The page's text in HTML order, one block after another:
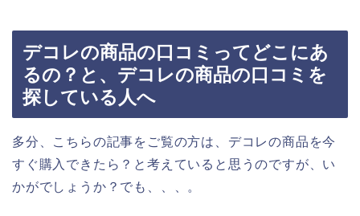
デコレの商品の口コミってどこにあ
るの？と、デコレの商品の口コミを
探している人へ
多分、こちらの記事をご覧の方は、デコレの商品を今
すぐ購入できたら？と考えていると思うのですが、い
かがでしょうか？でも、、、。